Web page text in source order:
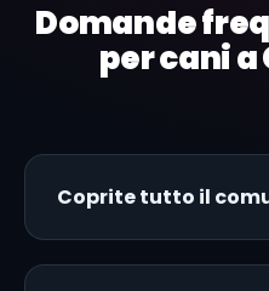
Domande
per cani
Coprite tutto il